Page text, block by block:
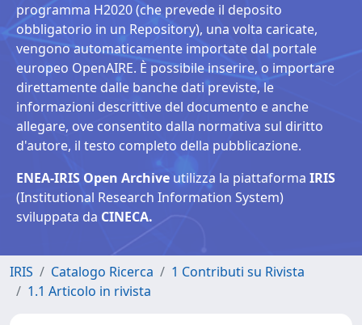
programma H2020 (che prevede il deposito
obbligatorio in un Repository), una volta caricate,
vengono automaticamente importate dal portale
europeo OpenAIRE. È possibile inserire, o importare
direttamente dalle banche dati previste, le
informazioni descrittive del documento e anche
allegare, ove consentito dalla normativa sul diritto
d'autore, il testo completo della pubblicazione.
ENEA-IRIS Open Archive utilizza la piattaforma IRIS
(Institutional Research Information System)
sviluppata da CINECA.
IRIS Catalogo Ricerca
1 Contributi su Rivista
1.1 Articolo in rivista